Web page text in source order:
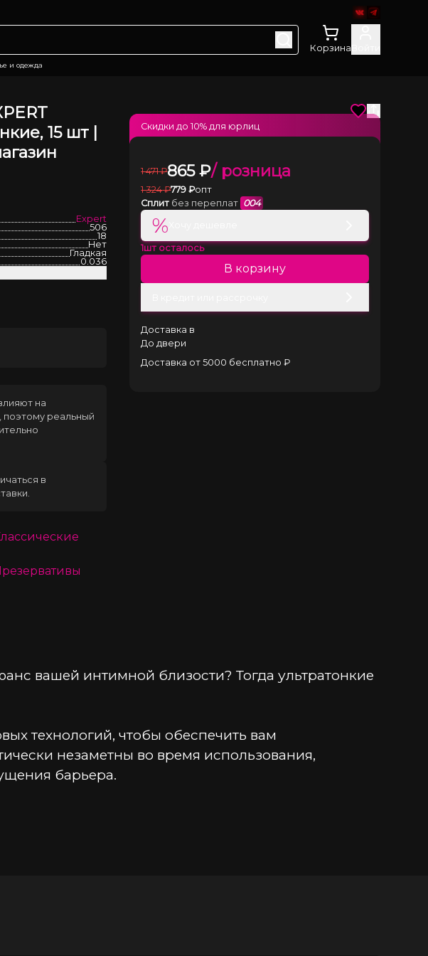
Корзина
и одежда
15 шт |
Expert
506
18
Нет
Гладкая
0.036
на
реальный
в
1 471 ₽865₽/ розница
1 324 ₽779 ₽опт
Сплит без переплат 004
%
1шт осталось
В корзину
Доставка в
До двери
Доставка от 5000 бесплатно ₽
Скидки до10% для юрлиц
вашей интимной близости? Тогда ультратонкие
технологий, чтобы обеспечить вам
незаметны во время использования,
барьера.
которая обеспечивает легкое скольжение
каждое прикосновение и насладитесь
есть запас надежной защиты. Больше не